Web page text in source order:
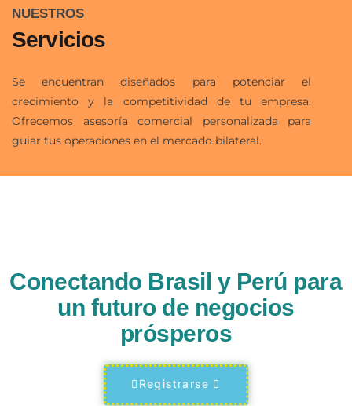
NUESTROS
Servicios
Se encuentran diseñados para potenciar el
crecimiento y la competitividad de tu empresa.
Ofrecemos asesoría comercial personalizada para
guiar tus operaciones en el mercado bilateral.
Conectando Brasil y Perú para
un futuro de negocios
prósperos
Registrarse